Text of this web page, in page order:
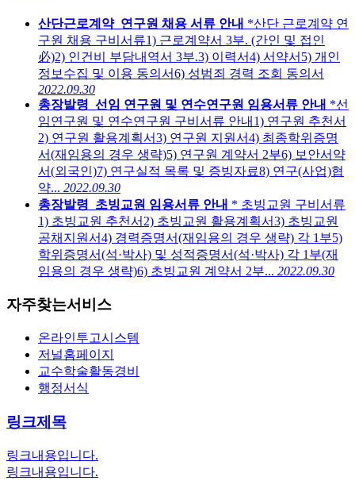
산단근로계약_연구원 채용 서류 안내 *산단 근로계약 연
구원 채용 구비서류1) 근로계약서 3부. (간인 및 접인
必)2) 인건비 부담내역서 3부.3) 이력서4) 서약서5) 개인
정보수집 및 이용 동의서6) 성범죄 경력 조회 동의서
2022.09.30
총장발령_선임 연구원 및 연수연구원 임용서류 안내 *선
임연구원 및 연수연구원 구비서류 안내1) 연구원 추천서
2) 연구원 활용계획서3) 연구원 지원서4) 최종학위증명
서(재임용의 경우 생략)5) 연구원 계약서 2부6) 보안서약
서(외국인)7) 연구실적 목록 및 증빙자료8) 연구(사업)협
약... 2022.09.30
총장발령_초빙교원 임용서류 안내 * 초빙교원 구비서류
1) 초빙교원 추천서2) 초빙교원 활용계획서3) 초빙교원
공채지원서4) 경력증명서(재임용의 경우 생략) 각 1부5)
학위증명서(석·박사) 및 성적증명서(석·박사) 각 1부(재
임용의 경우 생략)6) 초빙교원 계약서 2부... 2022.09.30
자주찾는서비스
온라인투고시스템
저널홈페이지
교수학술활동경비
행정서식
링크제목
링크내용입니다.
링크내용입니다.